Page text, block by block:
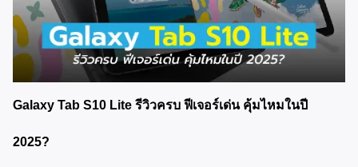
Galaxy Tab S10 Lite รีวิวครบ ฟีเจอร์เด่น คุ้มไหมในปี
2025?